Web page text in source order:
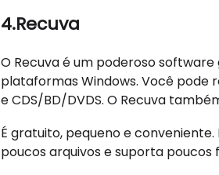
4.Recuva
O Recuva é um poderoso
plataformas Windows. Você pode
e CDS/BD/DVDS. O Recuva
É gratuito, pequeno e
poucos arquivos e suporta